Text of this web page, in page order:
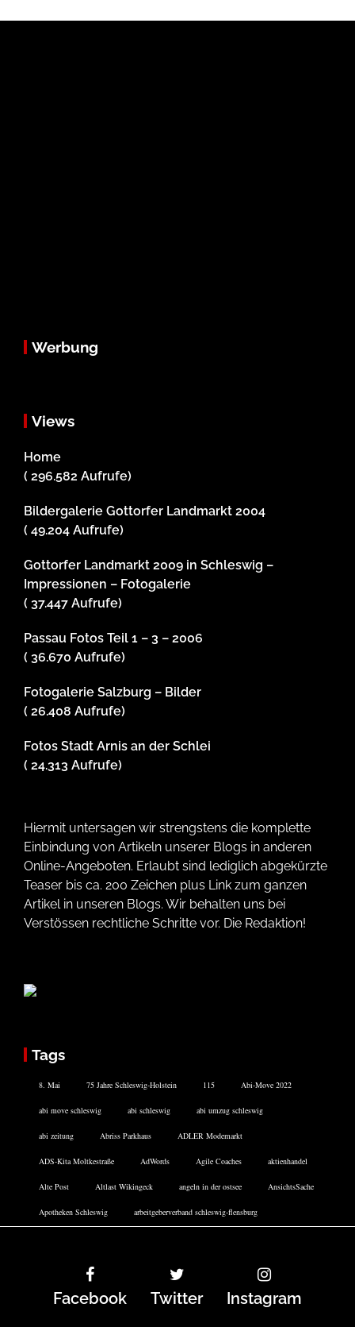
Werbung
Views
Home
( 296.582 Aufrufe)
Bildergalerie Gottorfer Landmarkt 2004
( 49.204 Aufrufe)
Gottorfer Landmarkt 2009 in Schleswig –
Impressionen – Fotogalerie
( 37.447 Aufrufe)
Passau Fotos Teil 1 – 3 – 2006
( 36.670 Aufrufe)
Fotogalerie Salzburg – Bilder
( 26.408 Aufrufe)
Fotos Stadt Arnis an der Schlei
( 24.313 Aufrufe)
Hiermit untersagen wir strengstens die komplette
Einbindung von Artikeln unserer Blogs in anderen
Online-Angeboten. Erlaubt sind lediglich abgekürzte
Teaser bis ca. 200 Zeichen plus Link zum ganzen
Artikel in unseren Blogs. Wir behalten uns bei
Verstössen rechtliche Schritte vor. Die Redaktion!
Tags
8. Mai 75 Jahre Schleswig-Holstein 115 Abi-Move 2022
abi move schleswig abi schleswig abi umzug schleswig
abi zeitung Abriss Parkhaus ADLER Modemarkt
ADS-Kita Moltkestraße AdWords Agile Coaches aktienhandel
Alte Post Altlast Wikingeck angeln in der ostsee AnsichtsSache
Apotheken Schleswig arbeitgeberverband schleswig-flensburg
Facebook Twitter Instagram